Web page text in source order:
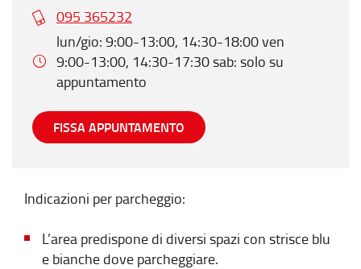
095 365232
lun/gio: 9:00-13:00, 14:30-18:00 ven
9:00-13:00, 14:30-17:30 sab: solo su
appuntamento
FISSA APPUNTAMENTO
Indicazioni per parcheggio:
L’area predispone di diversi spazi con strisce blu
e bianche dove parcheggiare.